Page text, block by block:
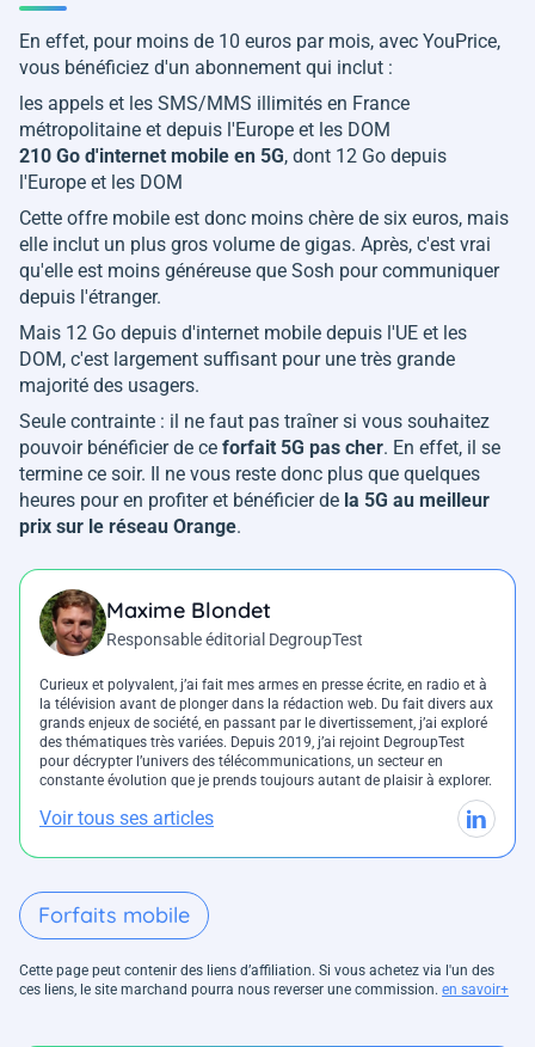
En effet, pour moins de 10 euros par mois, avec YouPrice,
vous bénéficiez d'un abonnement qui inclut :
les appels et les SMS/MMS illimités en France
métropolitaine et depuis l'Europe et les DOM
210 Go d'internet mobile en 5G, dont 12 Go depuis
l'Europe et les DOM
Cette offre mobile est donc moins chère de six euros, mais
elle inclut un plus gros volume de gigas. Après, c'est vrai
qu'elle est moins généreuse que Sosh pour communiquer
depuis l'étranger.
Mais 12 Go depuis d'internet mobile depuis l'UE et les
DOM, c'est largement suffisant pour une très grande
majorité des usagers.
Seule contrainte : il ne faut pas traîner si vous souhaitez
pouvoir bénéficier de ce forfait 5G pas cher. En effet, il se
termine ce soir. Il ne vous reste donc plus que quelques
heures pour en profiter et bénéficier de la 5G au meilleur
prix sur le réseau Orange.
Maxime Blondet
Responsable éditorial DegroupTest
Curieux et polyvalent, j’ai fait mes armes en presse écrite, en radio et à
la télévision avant de plonger dans la rédaction web. Du fait divers aux
grands enjeux de société, en passant par le divertissement, j’ai exploré
des thématiques très variées. Depuis 2019, j’ai rejoint DegroupTest
pour décrypter l’univers des télécommunications, un secteur en
constante évolution que je prends toujours autant de plaisir à explorer.
Voir tous ses articles
Forfaits mobile
Cette page peut contenir des liens d’affiliation. Si vous achetez via l'un des
ces liens, le site marchand pourra nous reverser une commission. en savoir+